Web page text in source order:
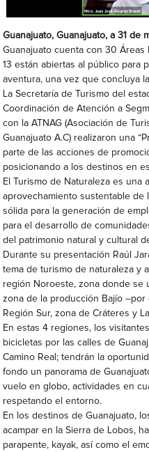
Guanajuato, Guanajuato, a 31 de
Guanajuato cuenta con 30 Áreas
13 están abiertas al público para
aventura, una vez que concluya
La Secretaría de Turismo del
Coordinación de Atención a
con la ATNAG (Asociación de
Guanajuato A.C) realizaron una
parte de las acciones de
posicionando a los destinos en
El Turismo de Naturaleza es una
aprovechamiento sustentable de
sólida para la generación de
para el desarrollo de
del patrimonio natural y cultural
Durante su presentación Raúl
tema de turismo de naturaleza y
región Noroeste, zona donde se
zona de la producción Bajío
Región Sur, zona de Cráteres y
En estas 4 regiones, los
bicicletas por las calles de
Camino Real; tendrán la
fondo un panorama de
vuelo en globo, actividades en
respetando el entorno.
En los destinos de Guanajuato,
acampar en la Sierra de Lobos,
parapente, kayak, así como el